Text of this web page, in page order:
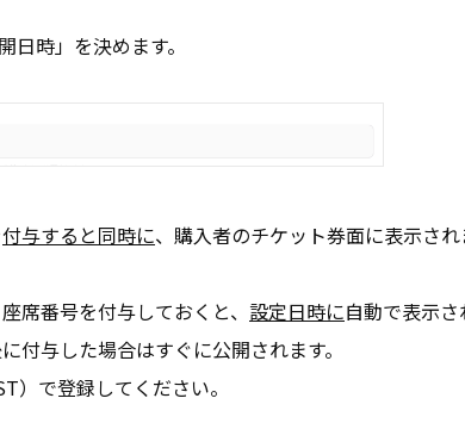
時」を決めます。
付与すると同時に、購入者のチケット券面に表示され
席番号を付与しておくと、 設定日時に自動で表示さ
与した場合はすぐに公開されます。
で登録してください。